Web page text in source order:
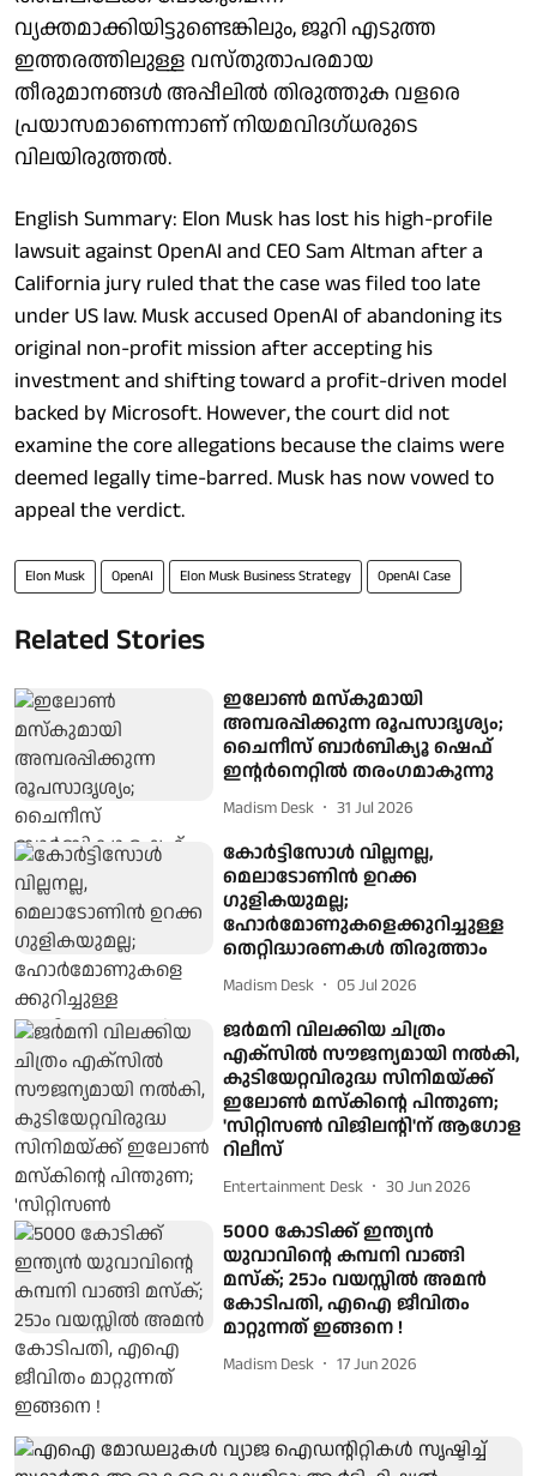
വ്യക്തമാക്കിയിട്ടുണ്ടെങ്കിലും, ജൂറി എടുത്ത
ഇത്തരത്തിലുള്ള വസ്തുതാപരമായ
തീരുമാനങ്ങൾ അപ്പീലിൽ തിരുത്തുക വളരെ
പ്രയാസമാണെന്നാണ് നിയമവിദഗ്ധരുടെ
വിലയിരുത്തൽ.
English Summary: Elon Musk has lost his high-profile
lawsuit against OpenAI and CEO Sam Altman after a
California jury ruled that the case was filed too late
under US law. Musk accused OpenAI of abandoning its
original non-profit mission after accepting his
investment and shifting toward a profit-driven model
backed by Microsoft. However, the court did not
examine the core allegations because the claims were
deemed legally time-barred. Musk has now vowed to
appeal the verdict.
Elon Musk OpenAI Elon Musk Business Strategy OpenAI Case
Related Stories
ഇലോൺ മസ്കുമായി
അമ്പരപ്പിക്കുന്ന രൂപസാദൃശ്യം;
ചൈനീസ് ബാർബിക്യൂ ഷെഫ്
ഇന്റർനെറ്റിൽ തരംഗമാകുന്നു
Madism Desk 31 Jul 2026
കോർട്ടിസോൾ വില്ലനല്ല,
മെലാടോണിൻ ഉറക്ക
ഗുളികയുമല്ല;
ഹോർമോണുകളെക്കുറിച്ചുള്ള
തെറ്റിദ്ധാരണകൾ തിരുത്താം
Madism Desk 05 Jul 2026
ജര്‍മനി വിലക്കിയ ചിത്രം
എക്‌സില്‍ സൗജന്യമായി നല്‍കി,
കുടിയേറ്റവിരുദ്ധ സിനിമയ്ക്ക്
ഇലോണ്‍ മസ്‌കിന്റെ പിന്തുണ;
'സിറ്റിസണ്‍ വിജിലന്റി'ന് ആഗോള
റിലീസ്
Entertainment Desk 30 Jun 2026
5000 കോടിക്ക് ഇന്ത്യൻ
യുവാവിന്റെ കമ്പനി വാങ്ങി
മസ്ക്; 25ാം വയസ്സിൽ അമൻ
കോടിപതി, എഐ ജീവിതം
മാറ്റുന്നത് ഇങ്ങനെ !
Madism Desk 17 Jun 2026